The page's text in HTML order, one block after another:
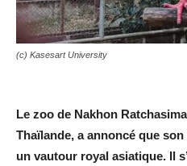
(c) Kasesart University
Le zoo de Nakhon
Thaïlande, a annoncé que
un vautour royal asiatique. Il